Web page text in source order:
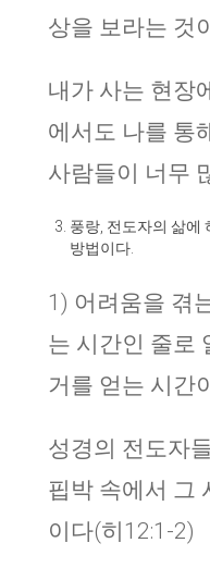
상을 보라는 것
내가 사는 현장
에서도 나를 통
사람들이 너무
풍랑, 전도자의 삶에
방법이다.
1) 어려움을 겪
는 시간인 줄로
거를 얻는 시간
성경의 전도자
핍박 속에서 그
이다(히12:1-2)